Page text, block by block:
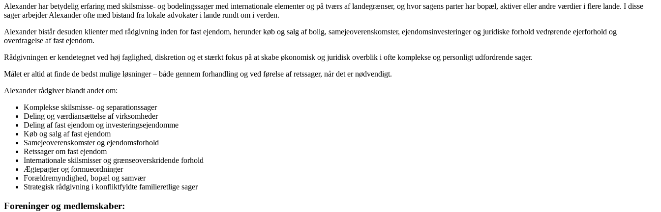
Alexander har betydelig erfaring med skilsmisse- og bodelingssager med internationale elementer og på tværs af landegrænser, og hvor sagens parter har bopæl, aktiver eller andre værdier i flere lande. I disse
sager arbejder Alexander ofte med bistand fra lokale advokater i lande rundt om i verden.
Alexander bistår desuden klienter med rådgivning inden for fast ejendom, herunder køb og salg af bolig, samejeoverenskomster, ejendomsinvesteringer og juridiske forhold vedrørende ejerforhold og
overdragelse af fast ejendom.
Rådgivningen er kendetegnet ved høj faglighed, diskretion og et stærkt fokus på at skabe økonomisk og juridisk overblik i ofte komplekse og personligt udfordrende sager.
Målet er altid at finde de bedst mulige løsninger – både gennem forhandling og ved førelse af retssager, når det er nødvendigt.
Alexander rådgiver blandt andet om:
Komplekse skilsmisse- og separationssager
Deling og værdiansættelse af virksomheder
Deling af fast ejendom og investeringsejendomme
Køb og salg af fast ejendom
Samejeoverenskomster og ejendomsforhold
Retssager om fast ejendom
Internationale skilsmisser og grænseoverskridende forhold
Ægtepagter og formueordninger
Forældremyndighed, bopæl og samvær
Strategisk rådgivning i konfliktfyldte familieretlige sager
Foreninger og medlemskaber: